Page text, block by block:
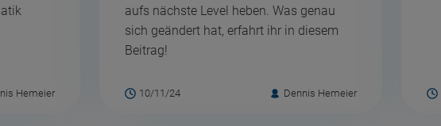
Hemeier
aufs nächste Level heben. Was genau
sich geändert hat, erfahrt ihr in diesem
Beitrag!
10/11/24 Dennis Hemeier